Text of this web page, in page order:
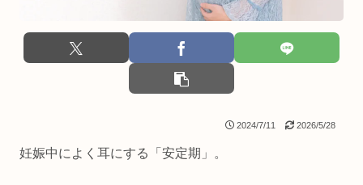
2024/7/11 2026/5/28
妊娠中によく耳にする「安定期」。